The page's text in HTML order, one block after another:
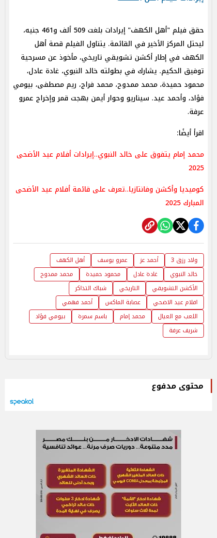
حقق فيلم "أهل الكهف" إيرادات بلغت 509 ألف و461 جنيه،
ليحتل المركز الأخير في القائمة. يتناول الفيلم قصة أهل
الكهف في إطار أكشن تشويقي تاريخي، مأخوذ عن مسرحية
توفيق الحكيم. يشارك في بطولته خالد النبوي، غادة عادل،
محمود حميدة، محمد ممدوح، محمد فراج، ريم مصطفى، بيومي
فؤاد، وأحمد عيد. سيناريو وحوار أيمن بهجت قمر وإخراج عمرو
عرفة.
اقرأ أيضًا:
محمد إمام يتفوق على خالد النبوي..إيرادات أفلام عيد الأضحى
2025
كوميديا وأكشن وفانتازيا..تعرف على قائمة أفلام عيد الأضحى
المبارك 2025
ولاد رزق 3 أحمد عز عمرو يوسف
أهل الكهف
خالد النبوي
غادة عادل محمود حميدة
محمد ممدوح
الأكشن التشويقي
التاريخي
شباك التذاكر
افلام عيد الاضحي
عصابة الماكس
أحمد فهمي
اللعب مع العيال
محمد إمام باسم سمرة
بيومي فؤاد
شريف عرفة
محتوى مدفوع